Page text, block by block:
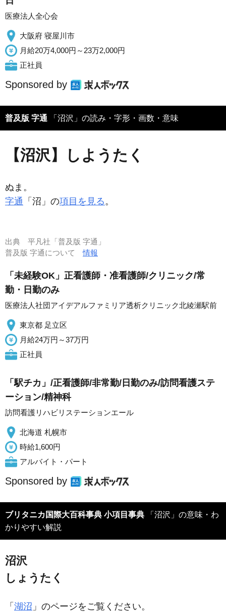
医療法人全心会
大阪府 寝屋川市
月給20万4,000円～23万2,000円
正社員
Sponsored by
普及版 字通 「沼沢」の読み・字形・画数・意味
【沼沢】しようたく
ぬま。
字通 「沼」の項目を見る。
出典 平凡社「普及版 字通」
普及版 字通について情報
「未経験OK」正看護師・准看護師/クリニック/常
勤・日勤のみ
医療法人社団アイデアルファミリア透析クリニック北綾瀬駅前
東京都 足立区
月給24万円～37万円
正社員
「駅チカ」/正看護師/非常勤/日勤のみ/訪問看護ステ
ーション/精神科
訪問看護リハビリステーションエール
北海道 札幌市
時給1,600円
アルバイト・パート
Sponsored by
ブリタニカ国際大百科事典 小項目事典
かりやすい解説
沼沢
しょうたく
「 湖沼 」のページをご覧ください。